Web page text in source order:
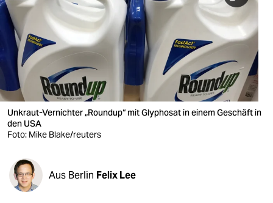
berlin
nord
wahrheit
verlag
verlag
shop
fragen & hilfe
Unkraut-Vernichter „Roundup“ mit Glyphosat in einem Geschäft in
den USA
Foto: Mike Blake/reuters
Aus Berlin Felix Lee